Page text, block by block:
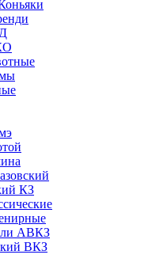
КЗ
АВКЗ
ВКЗ